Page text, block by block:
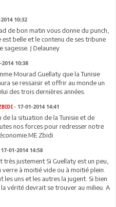
10:32
de bon matin vous donne du punch,
belle et le contenu de ses tribune
sagesse. J Delauney
2014 10:38
Mourad Guellaty que la Tunisie
se ressaisir et offrir au monde un
des trois dernières années.
- 17-01-2014 14:41
la situation de la Tunisie et de
nos forces pour redresser notre
Zbidi
01-2014 14:58
justement Si Guellaty est un peu,
à moitié vide ou à moitié plein.
les uns et les autres la jugent. Si bien
vérité devrait se trouver au milieu. A